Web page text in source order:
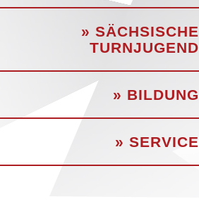
» SÄCHSISCHE
TURNJUGEND
» BILDUNG
» SERVICE